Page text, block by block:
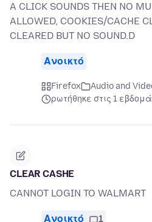
A CLICK SOUNDS THEN NO
ALLOWED, COOKIES/CACHE
CLEARED BUT NO SOUND.D
Ανοικτό
Firefox
Audio and
ρωτήθηκε στις 1
CLEAR CASHE
CANNOT LOGIN TO WALMART
Ανοικτό 1